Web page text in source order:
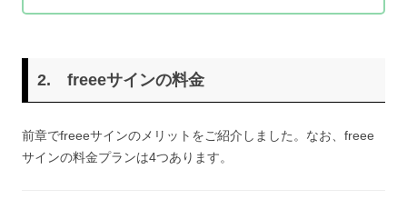
2. freeeサインの料金
前章でfreeeサインのメリットをご紹介しました。なお、freee
サインの料金プランは4つあります。